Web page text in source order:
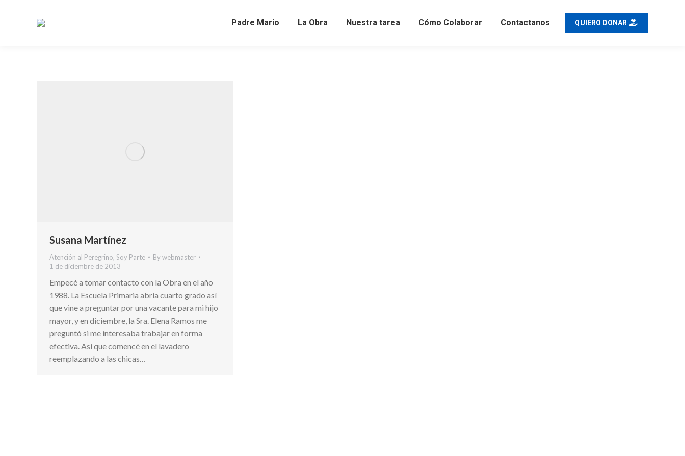
Padre Mario La Obra Nuestra tarea Cómo Colaborar Contactanos QUIERO DONAR
Susana Martínez
Atención al Peregrino, Soy Parte Bywebmaster
1 de diciembre de 2013
Empecé a tomar contacto con la Obra en el año
1988. La Escuela Primaria abría cuarto grado así
que vine a preguntar por una vacante para mi hijo
mayor, y en diciembre, la Sra. Elena Ramos me
preguntó si me interesaba trabajar en forma
efectiva. Así que comencé en el lavadero
reemplazando a las chicas…